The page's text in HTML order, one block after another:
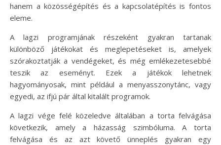
hanem a közösségépítés és a kapcsolatépítés is fontos
eleme.
A lagzi programjának részeként gyakran tartanak
különböző játékokat és meglepetéseket is, amelyek
szórakoztatják a vendégeket, és még emlékezetesebbé
teszik az eseményt. Ezek a játékok lehetnek
hagyományosak, mint például a menyasszonytánc, vagy
egyedi, az ifjú pár által kitalált programok.
A lagzi vége felé közeledve általában a torta felvágása
következik, amely a házasság szimbóluma. A torta
felvágása és az azt követő ünneplés gyakran egy